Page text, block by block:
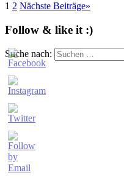
1 2 Nächste Beiträge»
Follow & like it :)
Suche nach: